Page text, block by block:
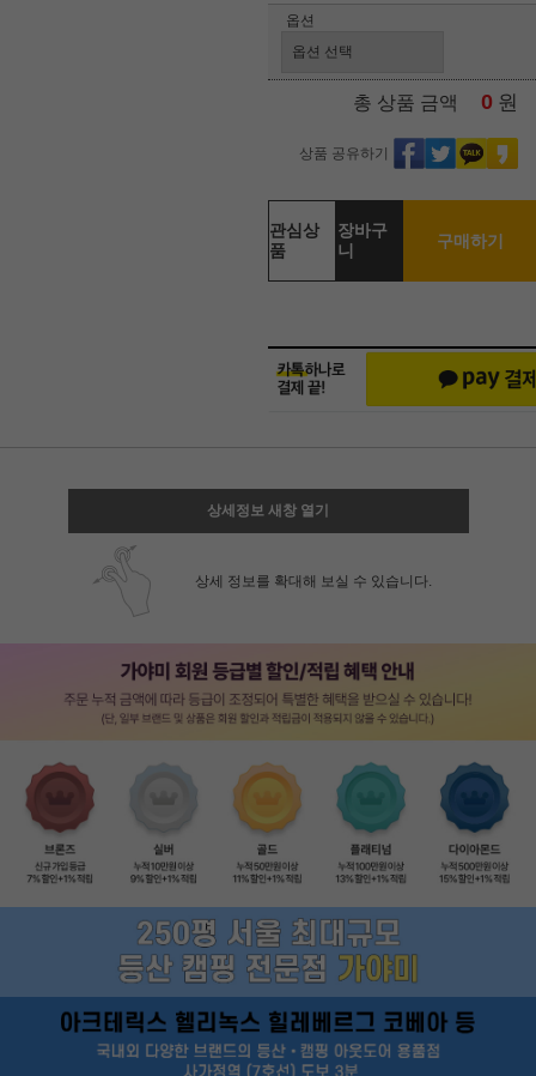
옵션
총 상품 금액 0 원
상품 공유하기
관심상
품
장바구
니
구매하기
상세정보 새창 열기
상세 정보를 확대해 보실 수 있습니다.